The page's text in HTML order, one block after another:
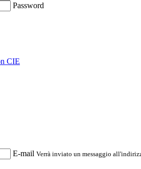
Password
CIE
E-mail Verrà inviato un messaggio